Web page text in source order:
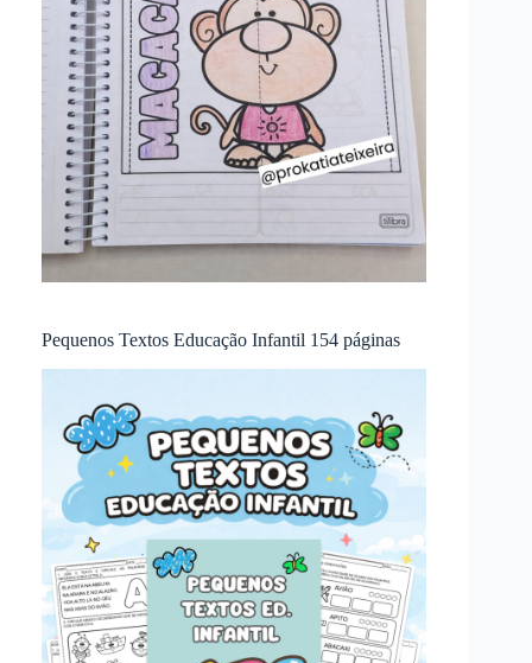
Pequenos Textos Educação Infantil 154 páginas